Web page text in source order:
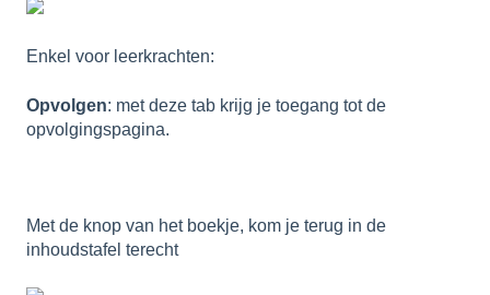
Enkel voor leerkrachten:
Opvolgen: met deze tab krijg je toegang tot de
opvolgingspagina.
Met de knop van het boekje, kom je terug in de
inhoudstafel terecht